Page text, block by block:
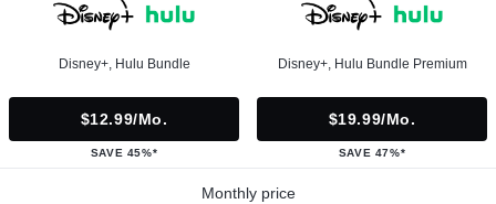
Disney+, Hulu Bundle
$12.99/mo.
SAVE 45%*
Disney+, Hulu Bundle Premium
$19.99/mo.
SAVE 47%*
Monthly price